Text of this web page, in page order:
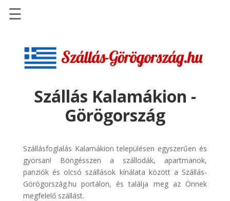
Szállások
Repülőjegy
pénzvisszatérítéssel
Discover
Cars
Transzfer
☰
Szállás Kalamákion -
Görögország
Szállásfoglalás Kalamákion településen egyszerűen és
gyorsan! Böngésszen a szállodák, apartmanok,
panziók és olcsó szállások kínálata között a Szállás-
Görögország.hu portálon, és találja meg az Önnek
megfelelő szállást.